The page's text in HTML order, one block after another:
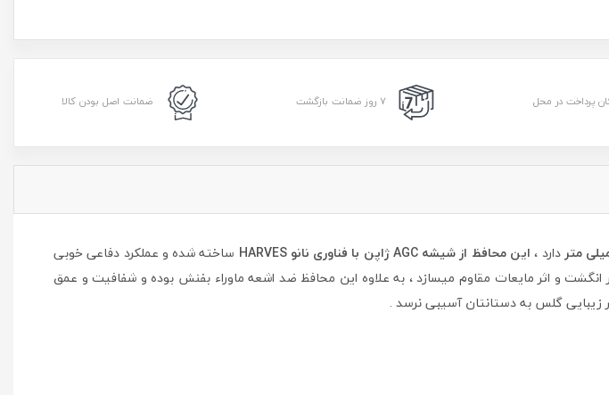
پرداخت در محل ۷ روز ضمانت بازگشت ضمانت اصل بودن کالا
دارد ، این محافظ از شیشه AGC ژاپن با فناوری نانو HARVES
ساخته شده و عملکرد دفاعی خوبی
و اثر مایعات مقاوم میسازد ، به علاوه این محافظ ضد اشعه ماوراء بفنش بوده و شفافیت و عمق
زیبایی گلس به دستانتان آسیبی نرسد .